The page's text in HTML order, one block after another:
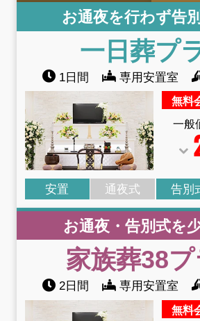
お通夜を行わず告
一日葬プ
1日間 専用安置室
無料
一般
安置 通夜式 告別
お通夜・告別式を
家族葬38
2日間 専用安置室
無料